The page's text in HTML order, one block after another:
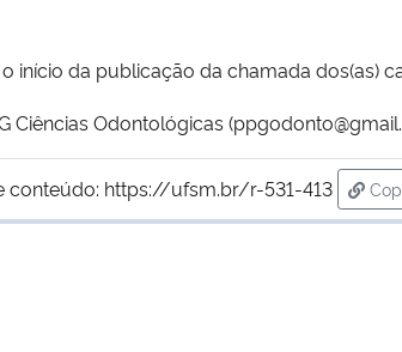
início da publicação da chamada dos(as)
Odontológicas
conteúdo: https://ufsm.br/r-531-413